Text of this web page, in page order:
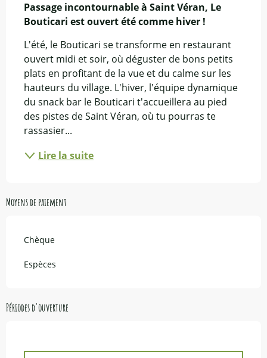
Passage incontournable à Saint Véran, Le
Bouticari est ouvert été comme hiver !
L'été, le Bouticari se transforme en restaurant
ouvert midi et soir, où déguster de bons petits
plats en profitant de la vue et du calme sur les
hauteurs du village. L'hiver, l'équipe dynamique
du snack bar le Bouticari t'accueillera au pied
des pistes de Saint Véran, où tu pourras te
rassasier...
Lire la suite
Moyens de paiement
Chèque
Espèces
Périodes d'ouverture